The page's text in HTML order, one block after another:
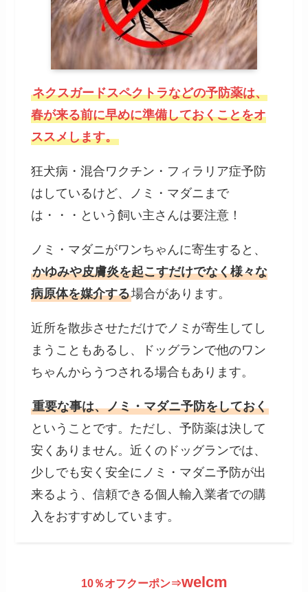
ネクスガードスペクトラなどの予防薬は、
春が来る前に早めに準備しておくことをオ
ススメします。
狂犬病・混合ワクチン・フィラリア症予防
はしているけど、ノミ・マダニまで
は・・・という飼い主さんは要注意！
ノミ・マダニがワンちゃんに寄生すると、
かゆみや皮膚炎を起こすだけでなく様々な
病原体を媒介する場合があります。
近所を散歩させただけでノミが寄生してし
まうこともあるし、ドッグランで他のワン
ちゃんからうつされる場合もあります。
重要な事は、ノミ・マダニ予防をしておく
ということです。ただし、予防薬は決して
安くありません。近くのドッグランでは、
少しでも安く安全にノミ・マダニ予防が出
来るよう、信頼できる個人輸入業者での購
入をおすすめしています。
10％オフクーポン⇒welcm